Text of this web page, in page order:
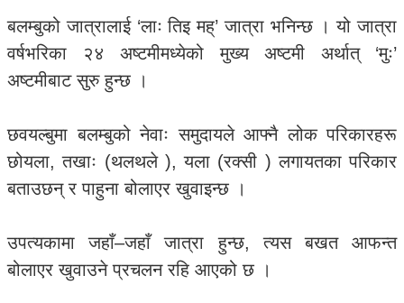
बलम्बुको जात्रालाई ‘लाः तिइ मह्’ जात्रा भनिन्छ । यो जात्रा
वर्षभरिका २४ अष्टमीमध्येको मुख्य अष्टमी अर्थात् ‘मुः’
अष्टमीबाट सुरु हुन्छ ।
छवयल्बुमा बलम्बुको नेवाः समुदायले आफ्नै लोक परिकारहरू
छोयला, तखाः (थलथले ), यला (रक्सी ) लगायतका परिकार
बताउछन् र पाहुना बोलाएर खुवाइन्छ ।
उपत्यकामा जहाँ–जहाँ जात्रा हुन्छ, त्यस बखत आफन्त
बोलाएर खुवाउने प्रचलन रहि आएको छ ।